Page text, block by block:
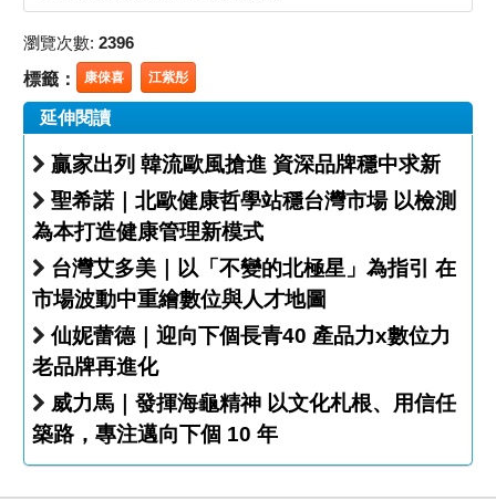
瀏覽次數: 2396
標籤： 康倈喜 江紫彤
延伸閱讀
贏家出列 韓流歐風搶進 資深品牌穩中求新
聖希諾｜北歐健康哲學站穩台灣市場 以檢測
為本打造健康管理新模式
台灣艾多美｜以「不變的北極星」為指引 在
市場波動中重繪數位與人才地圖
仙妮蕾德｜迎向下個長青40 產品力x數位力
老品牌再進化
威力馬｜發揮海龜精神 以文化札根、用信任
築路，專注邁向下個 10 年